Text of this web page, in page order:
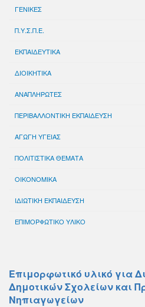
ΓΕΝΙΚΕΣ
Π.Υ.Σ.Π.Ε.
ΕΚΠΑΙΔΕΥΤΙΚΑ
ΔΙΟΙΚΗΤΙΚΑ
ΑΝΑΠΛΗΡΩΤΕΣ
ΠΕΡΙΒΑΛΛΟΝΤΙΚΗ ΕΚΠΑΙΔΕΥΣΗ
ΑΓΩΓΗ ΥΓΕΙΑΣ
ΠΟΛΙΤΙΣΤΙΚΑ ΘΕΜΑΤΑ
ΟΙΚΟΝΟΜΙΚΑ
ΙΔΙΩΤΙΚΗ ΕΚΠΑΙΔΕΥΣΗ
ΕΠΙΜΟΡΦΩΤΙΚΟ ΥΛΙΚΟ
Επιμορφωτικό υλικό για
Δημοτικών Σχολείων και
Νηπιαγωγείων